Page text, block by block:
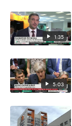
1:35
5:03